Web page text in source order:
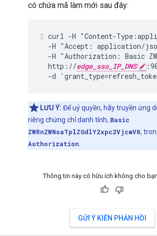
có chứa mã làm mới sau đây:
curl -H "Content-
-H "Accept: application/
-H "Authorization: Basic
  http://
edge_sso_IP_DNS
-d
LƯU Ý: Để uỷ quyền, hãy truyền ứng
riêng chứng chỉ danh tính, Basic
ZWRnZWNsaTplZGdlY2xpc2VjcmV0,
Authorization
Thông tin này có hữu ích không cho
GỬI Ý KIẾN PHẢN HỒI